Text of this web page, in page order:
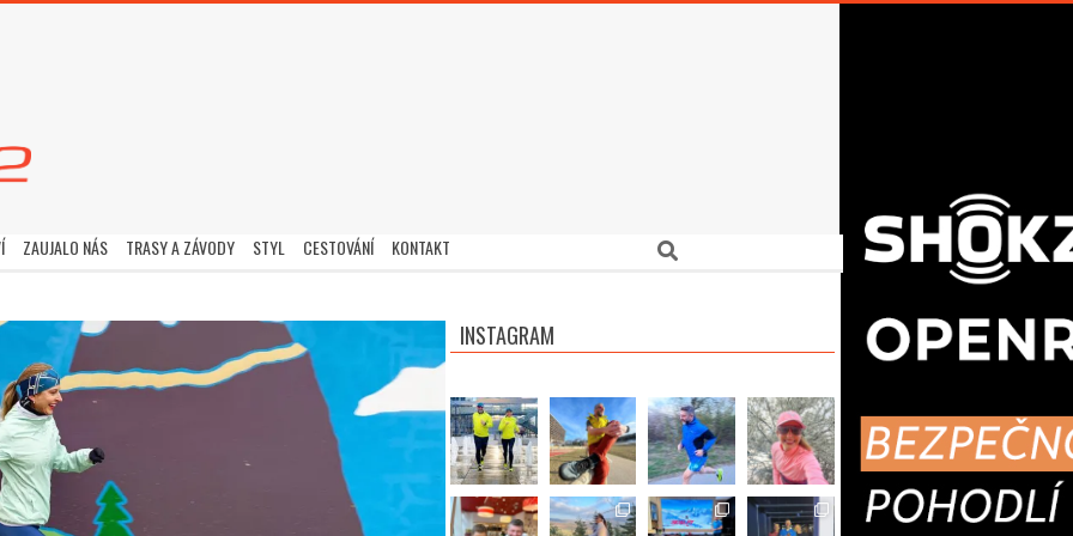
ZAUJALO NÁS TRASY A ZÁVODY STYL CESTOVÁNÍ KONTAKT Search
INSTAGRAM